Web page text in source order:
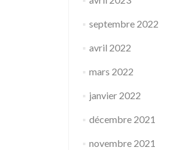
septembre 2022
avril 2022
mars 2022
janvier 2022
décembre 2021
novembre 2021